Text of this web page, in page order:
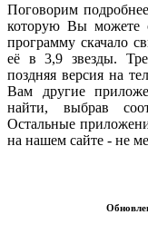
Поговорим
которую Вы можете
программу скачало
её в 3,9 звезды.
поздняя версия на
Вам другие
найти, выбрав
Остальные
на нашем сайте - не